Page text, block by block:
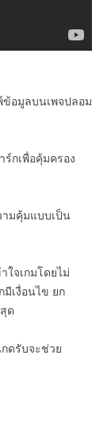
อมูลบนเพจปลอม
ร์กเพื่อคุ้มครอง
ามคุ้มแบบเป็น
จเกมโดยไม่
มีเงื่อนไข ยก
ด
ดรับจะช่วย